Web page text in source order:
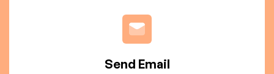
Send Email